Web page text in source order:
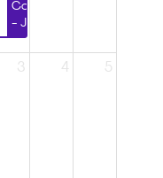
1
Complexes
- Jour 2
3 4 5